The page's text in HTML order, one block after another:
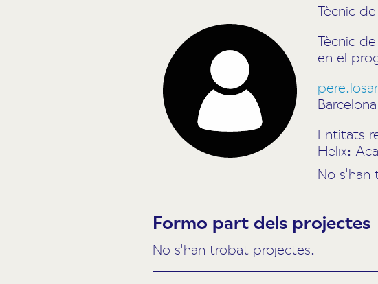
Tècnic
Tècnic
en el
Barcelona
Entitats
Helix:
No s'han
Formo part dels projectes
No s'han trobat projectes.